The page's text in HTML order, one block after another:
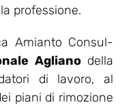
professione.
Amianto Consul-
Agliano della
di lavoro, al
piani di rimozione